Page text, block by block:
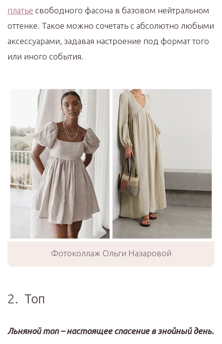
платье свободного фасона в базовом нейтральном
оттенке. Такое можно сочетать с абсолютно любыми
аксессуарами, задавая настроение под формат того
или иного события.
Фотоколлаж Ольги Назаровой
2. Топ
Льняной топ – настоящее спасение в знойный день.